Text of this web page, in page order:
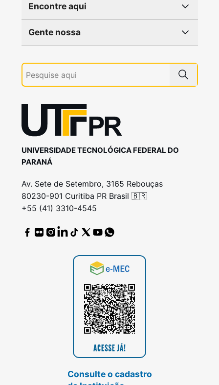
Encontre aqui
Gente nossa
UNIVERSIDADE TECNOLÓGICA FEDERAL DO
PARANÁ
Av. Sete de Setembro, 3165 Rebouças
80230-901 Curitiba PR Brasil 🇧🇷
+55 (41) 3310-4545
Consulte o cadastro